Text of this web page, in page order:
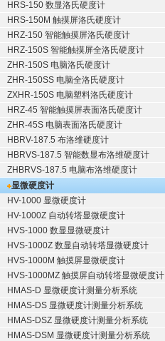
HRS-150 数显洛氏硬度计
HRS-150M 触摸屏洛氏硬度计
HRZ-150 智能触摸屏洛氏硬度计
HRZ-150S 智能触摸屏全洛氏硬度计
ZHR-150S 电脑洛氏硬度计
ZHR-150SS 电脑全洛氏硬度计
ZXHR-150S 电脑塑料洛氏硬度计
HRZ-45 智能触摸屏表面洛氏硬度计
ZHR-45S 电脑表面洛氏硬度计
HBRV-187.5 布洛维硬度计
HBRVS-187.5 智能数显布洛维硬度计
ZHBRVS-187.5 电脑布洛维硬度计
显微硬度计
HV-1000 显微硬度计
HV-1000Z 自动转塔显微硬度计
HVS-1000 数显显微硬度计
HVS-1000Z 数显自动转塔显微硬度计
HVS-1000M 触摸屏显微硬度计
HVS-1000MZ 触摸屏自动转塔显微硬度计
HMAS-D 显微硬度计测量分析系统
HMAS-DS 显微硬度计测量分析系统
HMAS-DSZ 显微硬度计测量分析系统
HMAS-DSM 显微硬度计测量分析系统